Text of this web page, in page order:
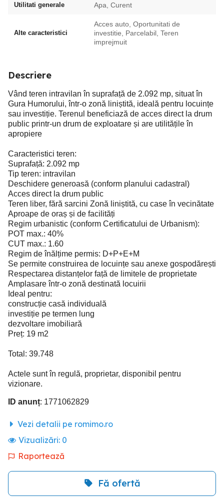
Utilitati generale Apa, Curent
Alte caracteristici
Acces auto, Oportunitati de
investitie, Parcelabil, Teren
imprejmuit
Descriere
Vând teren intravilan în suprafață de 2.092 mp, situat în
Gura Humorului, într-o zonă liniștită, ideală pentru locuințe
sau investiție. Terenul beneficiază de acces direct la drum
public printr-un drum de exploatare și are utilitățile în
apropiere
Caracteristici teren:
Suprafață: 2.092 mp
Tip teren: intravilan
Deschidere generoasă (conform planului cadastral)
Acces direct la drum public
Teren liber, fără sarcini Zonă liniștită, cu case în vecinătate
Aproape de oraș și de facilități
Regim urbanistic (conform Certificatului de Urbanism):
POT max.: 40%
CUT max.: 1.60
Regim de înălțime permis: D+P+E+M
Se permite construirea de locuințe sau anexe gospodărești
Respectarea distanțelor față de limitele de proprietate
Amplasare într-o zonă destinată locuirii
Ideal pentru:
construcție casă individuală
investiție pe termen lung
dezvoltare imobiliară
Preț: 19 m2
Total: 39.748
Actele sunt în regulă, proprietar, disponibil pentru
vizionare.
ID anunț: 1771062829
Vezi detalii pe romimo.ro
Vizualizări: 0
Raportează
Fă ofertă